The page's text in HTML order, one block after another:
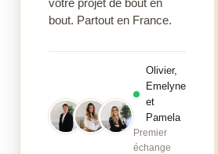
votre projet de bout en
bout. Partout en France.
Olivier,
Emelyne
et
Pamela
Premier
échange